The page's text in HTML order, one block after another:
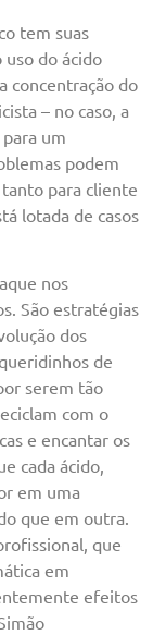
tem suas
uso do ácido
concentração do
– no caso, a
um
podem
para cliente
lotada de casos
nos
São estratégias
dos
de
serem tão
com o
e encantar os
cada ácido,
em uma
que em outra.
que
em
efeitos